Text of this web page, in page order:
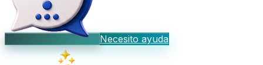
Necesito ayuda